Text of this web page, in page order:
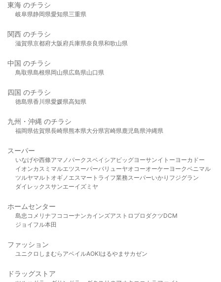
東海 のチラシ
岐阜県静岡県愛知県三重県
関西 のチラシ
滋賀県京都府大阪府兵庫県奈良県和歌山県
中国 のチラシ
鳥取県島根県岡山県広島県山口県
四国 のチラシ
徳島県香川県愛媛県高知県
九州・沖縄 のチラシ
福岡県佐賀県長崎県熊本県大分県宮崎県鹿児島県沖縄県
スーパー
いなげや西條アマノパークスベイシア ビッグヨーサンイトーヨーカドー
イオンカスミ マルエツスーパーバリューヤオコーオーケー ヨークベニマル
ツルヤマルト オギノ エスマート ライフ業務スーパーいかり フジグラン
ダイレックスサンエーイズミヤ
ホームセンター
島忠 コメリ ナフコ コーナンカインズアストロプロダクツDCM
ジョイフル本田
ファッション
ユニクロ しまむら アベイルAOKIはるやま サカゼン
ドラッグストア